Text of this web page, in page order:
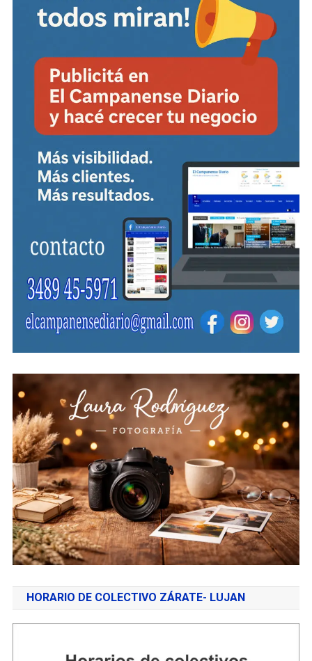
HORARIO DE COLECTIVO ZÁRATE- LUJAN